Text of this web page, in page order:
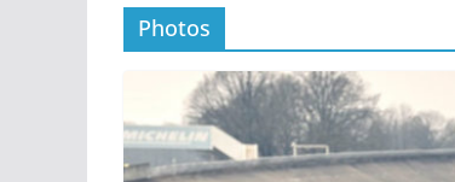
Photos